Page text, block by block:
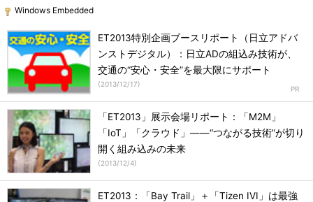
Windows Embedded
ET2013特別企画ブースリポート（日立アドバ
ンストデジタル）：日立ADの組込み技術が、
交通の“安心・安全”を最大限にサポート
(2013/12/17)
「ET2013」展示会場リポート：「M2M」
「IoT」「クラウド」――“つながる技術”が切り
開く組み込みの未来
(2013/12/4)
ET2013：「Bay Trail」＋「Tizen IVI」は最強